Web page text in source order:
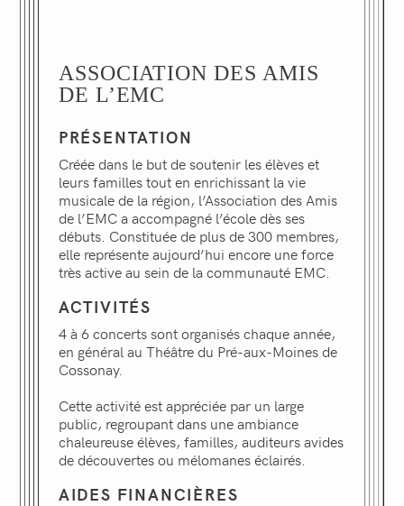
ASSOCIATION DES AMIS
DE L’EMC
PRÉSENTATION
Créée dans le but de soutenir les élèves et
leurs familles tout en enrichissant la vie
musicale de la région, l’Association des Amis
de l’EMC a accompagné l’école dès ses
débuts. Constituée de plus de 300 membres,
elle représente aujourd’hui encore une force
très active au sein de la communauté EMC.
ACTIVITÉS
4 à 6 concerts sont organisés chaque année,
en général au Théâtre du Pré-aux-Moines de
Cossonay.
Cette activité est appréciée par un large
public, regroupant dans une ambiance
chaleureuse élèves, familles, auditeurs avides
de découvertes ou mélomanes éclairés.
AIDES FINANCIÈRES